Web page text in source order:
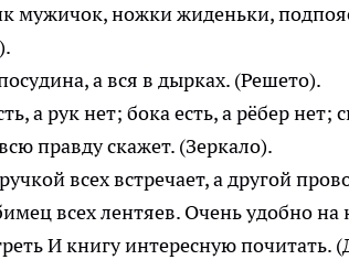
мужичок, ножки жиденьки,
а вся в дырках. (Решето).
а рук нет; бока есть, а рёбер нет;
правду скажет. (Зеркало).
всех встречает, а другой
всех лентяев. Очень удобно
И книгу интересную почитать.